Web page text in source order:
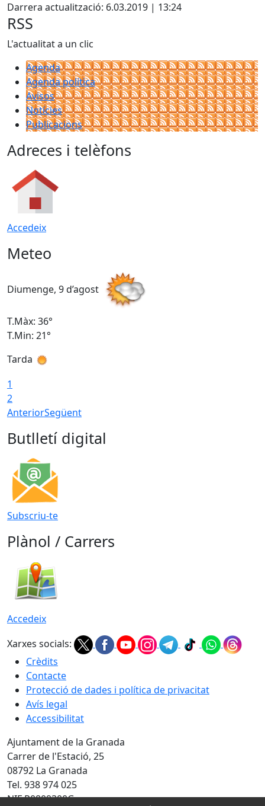
Darrera actualització: 6.03.2019 | 13:24
RSS
L'actualitat a un clic
Agenda
Agenda política
Avisos
Notícies
Publicacions
Adreces i telèfons
Accedeix
Meteo
Diumenge, 9 d’agost
T.Màx: 36°
T.Min: 21°
Tarda
1
2
AnteriorSegüent
Butlletí digital
Subscriu-te
Plànol / Carrers
Accedeix
Xarxes socials:
Crèdits
Contacte
Protecció de dades i política de privacitat
Avís legal
Accessibilitat
Ajuntament de la Granada
Carrer de l'Estació, 25
08792 La Granada
Tel. 938 974 025
NIF P0809300G